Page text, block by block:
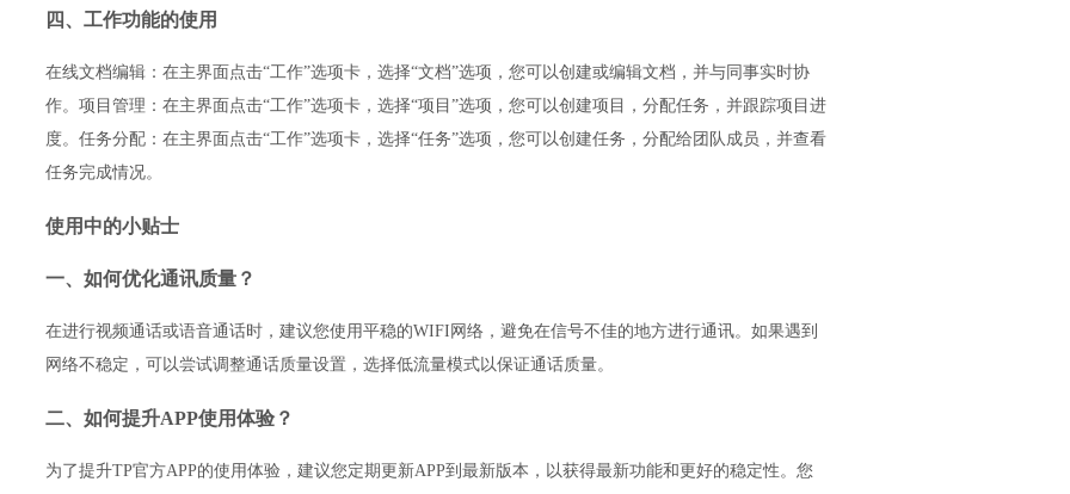
四、工作功能的使用
在线文档编辑：在主界面点击“工作”选项卡，选择“文档”选项，您可以创建或编辑文档，并与同事实时协
作。项目管理：在主界面点击“工作”选项卡，选择“项目”选项，您可以创建项目，分配任务，并跟踪项目进
度。任务分配：在主界面点击“工作”选项卡，选择“任务”选项，您可以创建任务，分配给团队成员，并查看
任务完成情况。
使用中的小贴士
一、如何优化通讯质量？
在进行视频通话或语音通话时，建议您使用平稳的WIFI网络，避免在信号不佳的地方进行通讯。如果遇到
网络不稳定，可以尝试调整通话质量设置，选择低流量模式以保证通话质量。
二、如何提升APP使用体验？
为了提升TP官方APP的使用体验，建议您定期更新APP到最新版本，以获得最新功能和更好的稳定性。您